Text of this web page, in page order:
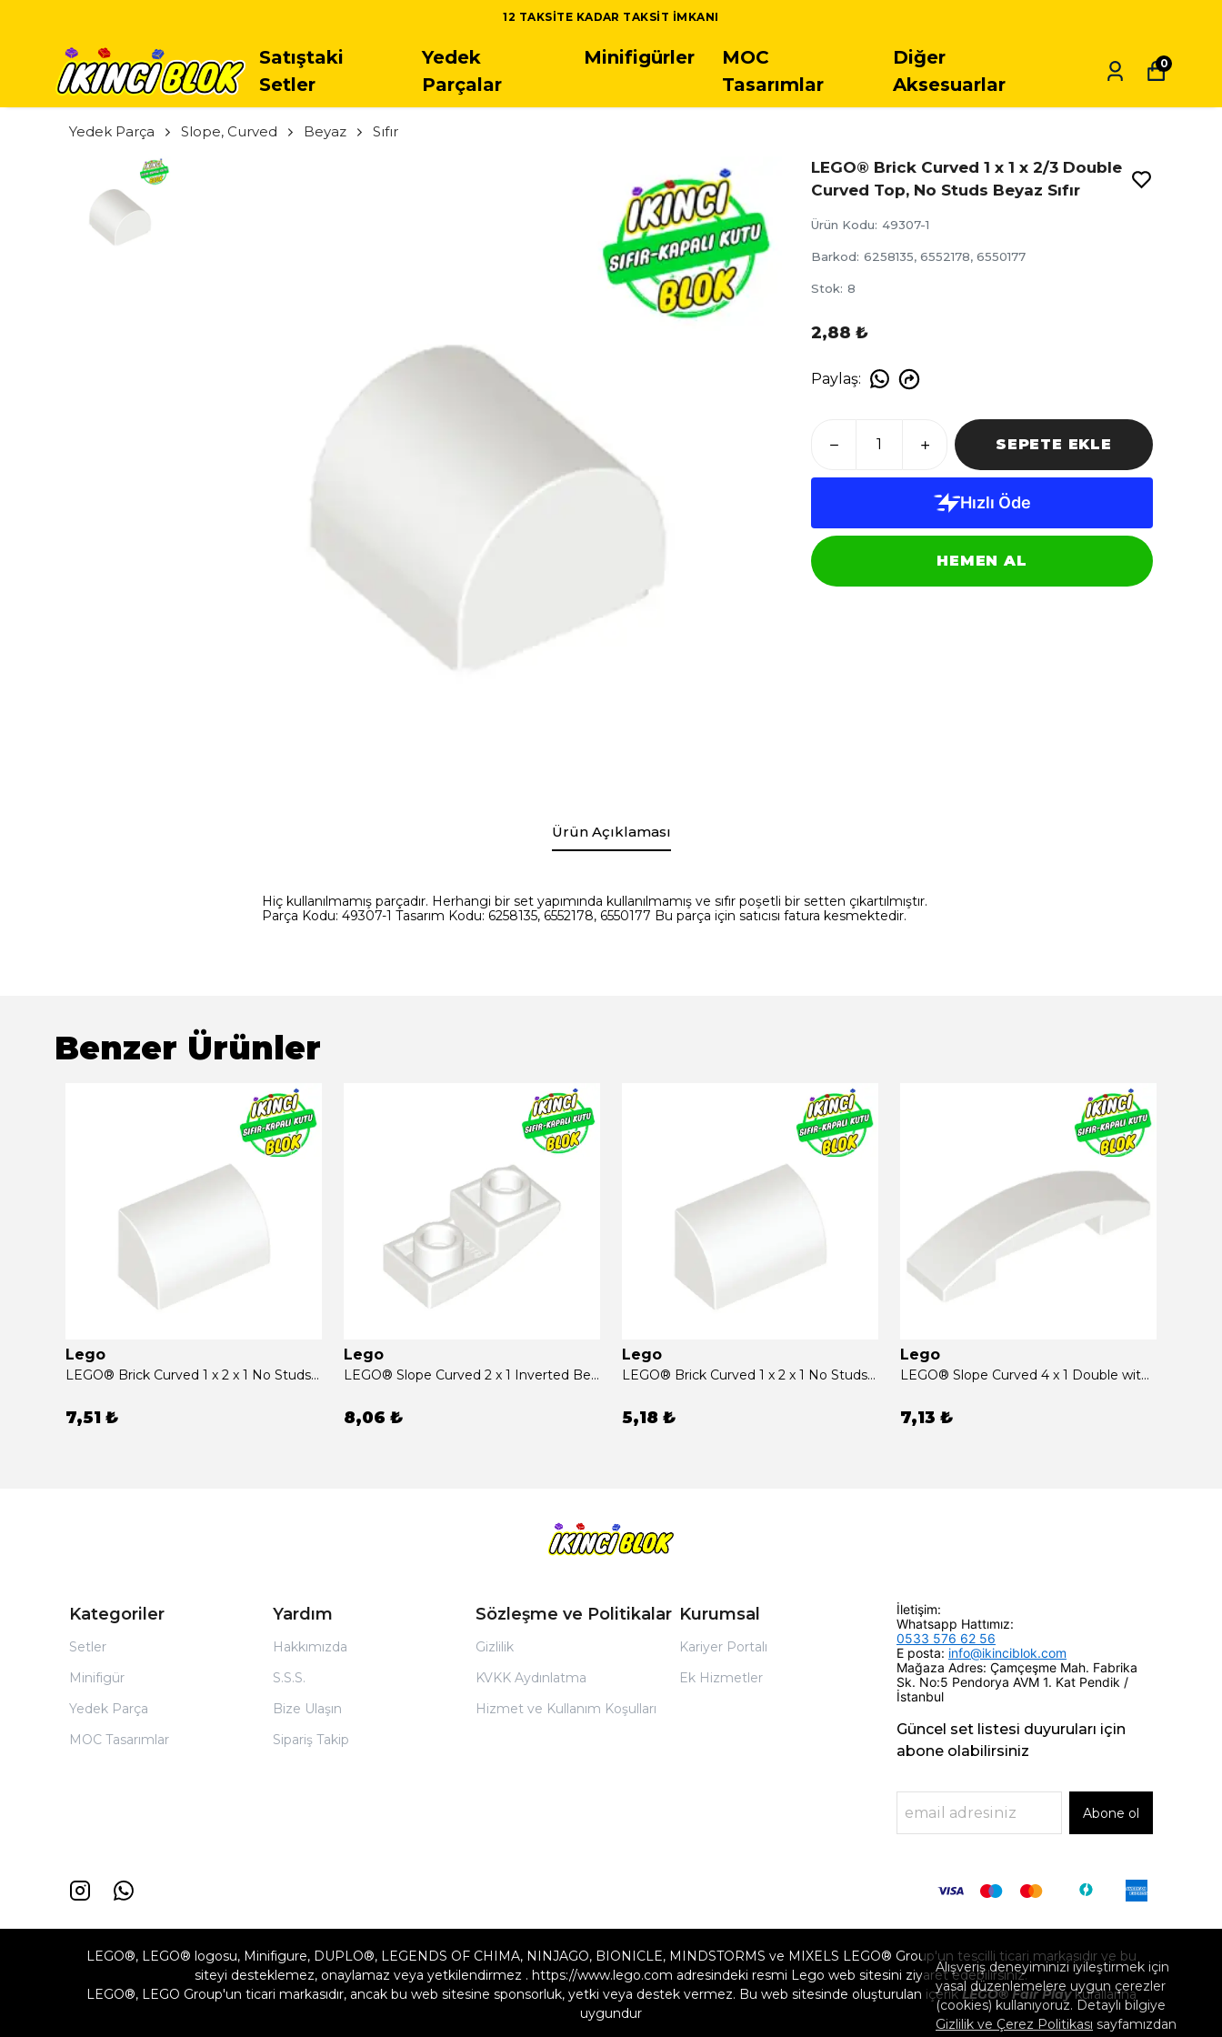
12 TAKSITE KADAR TAKSIT IMKANI
Satıştaki
Setler
Yedek
Parçalar
Minifigürler
MOC
Tasarımlar
Diğer
Aksesuarlar
0
Alışveriş deneyiminizi iyileştirmek için
yasal düzenlemelere uygun çerezler
(cookies) kullanıyoruz. Detaylı bilgiye
Gizlilik ve Çerez Politikası sayfamızdan
Yedek Parça Slope, Curved Beyaz Sıfır
LEGO® Brick Curved 1 x 1 x 2/3 Double
Curved Top, No Studs Beyaz Sıfır
Ürün Kodu: 49307-1
Barkod: 6258135, 6552178, 6550177
Stok: 8
2,88 ₺
Paylaş:
SEPETE EKLE
HEMEN AL
Ürün Açıklaması
Hiç kullanılmamış parçadır. Herhangi bir set yapımında kullanılmamış ve sıfır poşetli bir setten çıkartılmıştır.
Parça Kodu: 49307-1 Tasarım Kodu: 6258135, 6552178, 6550177 Bu parça için satıcısı fatura kesmektedir.
Benzer Ürünler
Lego
LEGO® Brick Curved 1 x 2 x 1 No Studs Beyaz Sıfır
7,51 ₺
Lego
LEGO® Slope Curved 2 x 1 Inverted Beyaz Sıfır
8,06 ₺
Lego
LEGO® Brick Curved 1 x 2 x 1 No Studs Beyaz Sıfır
5,18 ₺
Lego
LEGO® Slope Curved 4 x 1 Double with No Studs Beyaz Sıfır
7,13 ₺
Kategoriler
Setler
Minifigür
Yedek Parça
MOC Tasarımlar
Yardım
Hakkımızda
S.S.S.
Bize Ulaşın
Sipariş Takip
Sözleşme ve Politikalar
Gizlilik
KVKK Aydınlatma
Hizmet ve Kullanım Koşulları
Kurumsal
Kariyer Portalı
Ek Hizmetler
İletişim:
Whatsapp Hattımız:
0533 576 62 56
E posta: info@ikinciblok.com
Mağaza Adres: Çamçeşme Mah. Fabrika
Sk. No:5 Pendorya AVM 1. Kat Pendik /
İstanbul
Güncel set listesi duyuruları için
abone olabilirsiniz
Abone ol
LEGO®, LEGO® logosu, Minifigure, DUPLO®, LEGENDS OF CHIMA, NINJAGO, BIONICLE, MINDSTORMS ve MIXELS LEGO® Group'un tescilli ticari markasıdır ve bu
siteyi desteklemez, onaylamaz veya yetkilendirmez . https://www.lego.com adresindeki resmi Lego web sitesini ziyaret edebilirsiniz.
LEGO®, LEGO Group'un ticari markasıdır, ancak bu web sitesine sponsorluk, yetki veya destek vermez. Bu web sitesinde oluşturulan içerikLEGO® Fair Playkurallarına
uygundur